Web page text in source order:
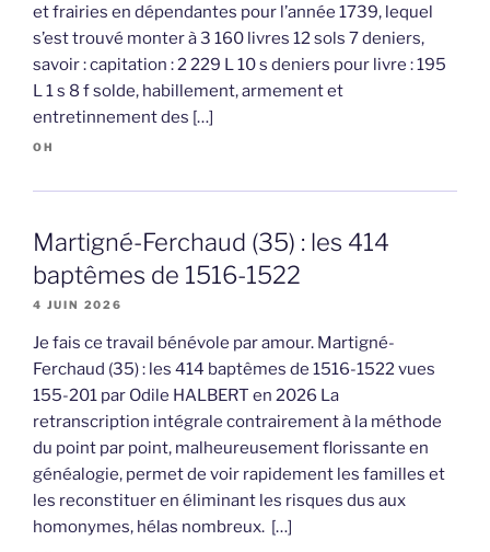
et frairies en dépendantes pour l’année 1739, lequel
s’est trouvé monter à 3 160 livres 12 sols 7 deniers,
savoir : capitation : 2 229 L 10 s deniers pour livre : 195
L 1 s 8 f solde, habillement, armement et
entretinnement des […]
OH
Martigné-Ferchaud (35) : les 414
baptêmes de 1516-1522
4 JUIN 2026
Je fais ce travail bénévole par amour. Martigné-
Ferchaud (35) : les 414 baptêmes de 1516-1522 vues
155-201 par Odile HALBERT en 2026 La
retranscription intégrale contrairement à la méthode
du point par point, malheureusement florissante en
généalogie, permet de voir rapidement les familles et
les reconstituer en éliminant les risques dus aux
homonymes, hélas nombreux. […]